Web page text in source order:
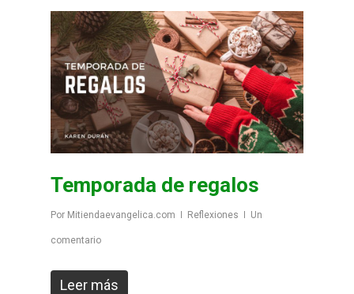
Temporada de regalos
Por Mitiendaevangelica.com Reflexiones Un
comentario
Leer más